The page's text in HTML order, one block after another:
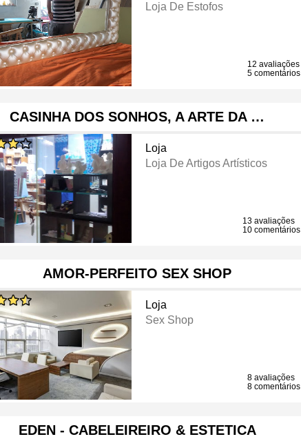
Loja De Estofos
12 avaliações
5 comentários
CASINHA DOS SONHOS, A ARTE DA …
Loja
Loja De Artigos Artísticos
13 avaliações
10 comentários
AMOR-PERFEITO SEX SHOP
Loja
Sex Shop
8 avaliações
8 comentários
EDEN - CABELEIREIRO & ESTETICA